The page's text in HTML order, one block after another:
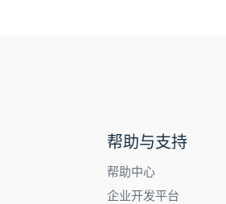
帮助与支持
帮助中心
企业开发平台